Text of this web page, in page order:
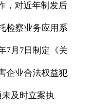
，对近年制发后
检察业务应用系
7月7日制定《关
企业合法权益犯
及时立案执